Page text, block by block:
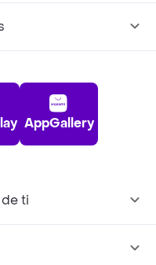
AppGallery
ti